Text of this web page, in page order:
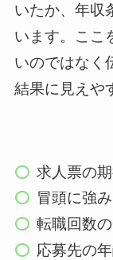
いたか、年収
います。ここ
いのではなく
結果に見えや
求人票の
冒頭に強
転職回数
応募先の